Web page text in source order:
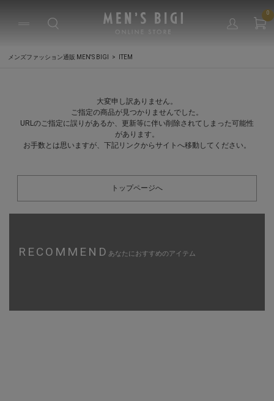
0
メンズファッション通販 MEN'S BIGI ITEM
大変申し訳ありません。
ご指定の商品が見つかりませんでした。
URLのご指定に誤りがあるか、更新等に伴い削除されてしまった可能性
があります。
お手数とは思いますが、下記リンクからサイトへ移動してください。
トップページへ
RECOMMEND あなたにおすすめのアイテム